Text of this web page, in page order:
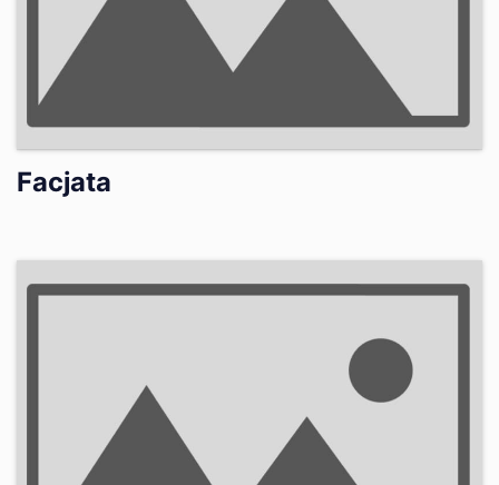
Facjata